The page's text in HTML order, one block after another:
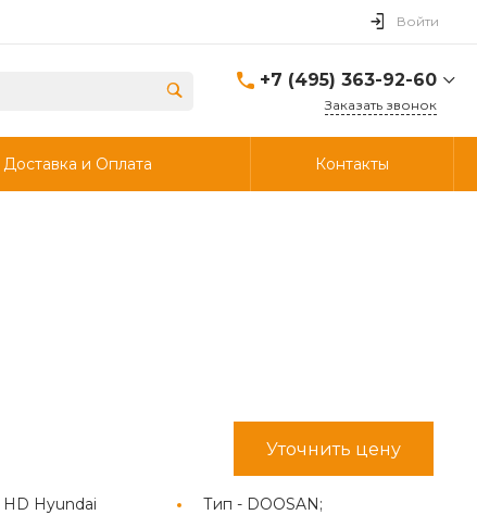
Войти
+7 (495) 363-92-60
г. Дзержинский, ул.
Заказать звонок
Доставка и Оплата Контакты
Уточнить цену
HD Hyundai
Тип - DOOSAN;